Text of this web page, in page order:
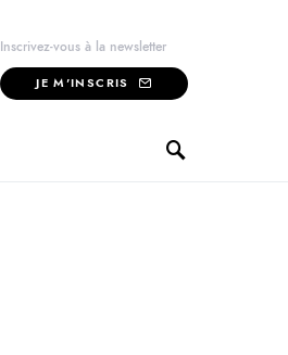
Inscrivez-vous à la newsletter
JE M'INSCRIS